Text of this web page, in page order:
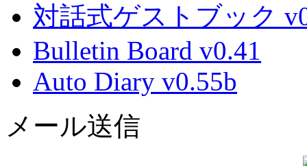
対話式ゲストブック
Bulletin Board v0.41
Auto Diary v0.55b
メール送信